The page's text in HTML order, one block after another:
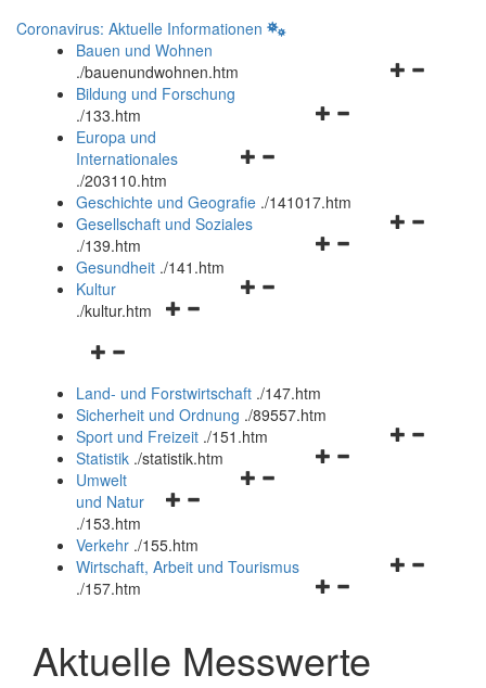
Coronavirus: Aktuelle Informationen
Bauen und Wohnen
./bauenundwohnen.htm
Navigationsmenü
Bildung und Forschung
./133.htm
Navigationsmenü
und
schließen
Europa und
Internationales
./203110.htm
Geschichte und Geografie ./141017.htm
Navigationsmenü
Gesellschaft und Soziales
./139.htm
Navigationsmenü
Gesundheit ./141.htm
Navigationsmenü
Kultur
./kultur.htm
Navigationsmenü
und
schließen
Land- und Forstwirtschaft ./147.htm
Sicherheit und Ordnung ./89557.htm
Navigationsmenü
Sport und Freizeit ./151.htm
Navigationsmenü
Statistik ./statistik.htm
Navigationsmenü
und
schließen
Umwelt
und Natur
./153.htm
Verkehr ./155.htm
Navigationsmenü
schließen
Wirtschaft, Arbeit und Tourismus
./157.htm
Aktuelle Messwerte